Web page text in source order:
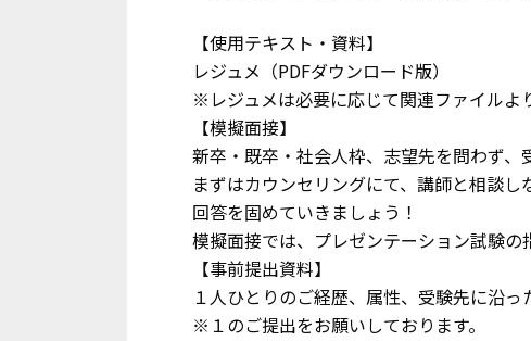
【使用テキスト・資料】
レジュメ（PDFダウンロード版）
※レジュメは必要に応じて関連ファイルよ
【模擬面接】
新卒・既卒・社会人枠、志望先を問わず、
まずはカウンセリングにて、講師と相談
回答を固めていきましょう！
模擬面接では、プレゼンテーション試験の
【事前提出資料】
１人ひとりのご経歴、属性、受験先に沿
※１のご提出をお願いしております。